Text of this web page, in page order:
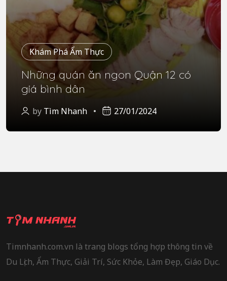
Khám Phá Ẩm Thực
Những quán ăn ngon Quận 12 có
giá bình dân
by Tìm Nhanh 27/01/2024
Timnhanh.com.vn là trang blogs tổng hợp thông tin về
Du Lịch, Ẩm Thực, Giải Trí, Sức Khỏe, Làm Đẹp, Giáo Dục.